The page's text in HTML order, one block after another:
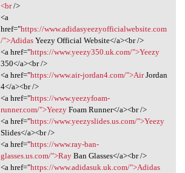
<br/>
<a
href="https://www.adidasyeezyofficialwebsite.com
/">AdidasYeezy Official Website</a><br />
<a href="https://www.yeezy350.uk.com/">Yeezy
350</a><br />
<a href="https://www.air-jordan4.com/">AirJordan
4</a><br />
<a href="https://www.yeezyfoam-
runner.com/">YeezyFoam Runner</a><br />
<a href="https://www.yeezyslides.us.com/">Yeezy
Slides</a><br />
<a href="https://www.ray-ban-
glasses.us.com/">RayBan Glasses</a><br />
<a href="https://www.adidasuk.uk.com/">Adidas